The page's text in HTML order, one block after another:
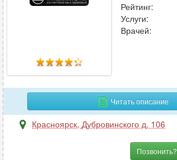
Э
Эмбриология
Эндокринология
Эндоскопия
Рейтинг:
Услуги:
Врачей:
Читать описание
Красноярск, Дубровинского д. 106
Позвонить?